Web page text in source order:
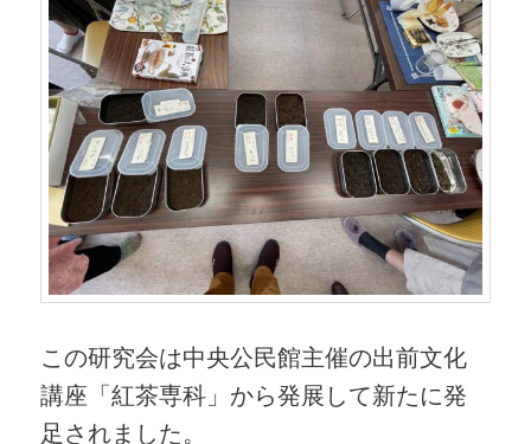
この研究会は中央公民館主催の出前文化
講座「紅茶専科」から発展して新たに発
足されました。